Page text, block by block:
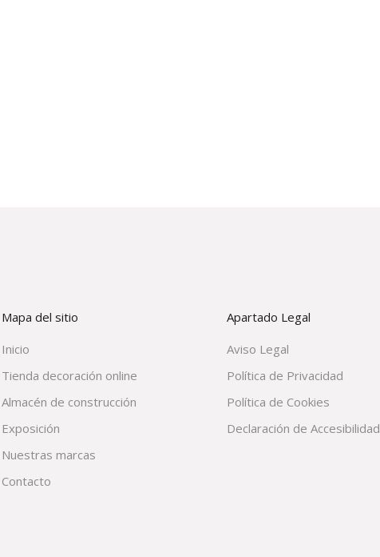
Mapa del sitio
Inicio
Tienda decoración online
Almacén de construcción
Exposición
Nuestras marcas
Contacto
Apartado Legal
Aviso Legal
Política de Privacidad
Política de Cookies
Declaración de Accesibilidad